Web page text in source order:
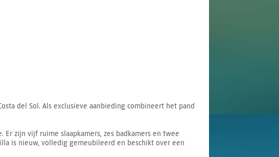
del Sol. Als exclusieve aanbieding combineert het pand
zijn vijf ruime slaapkamers, zes badkamers en twee
is nieuw, volledig gemeubileerd en beschikt over een